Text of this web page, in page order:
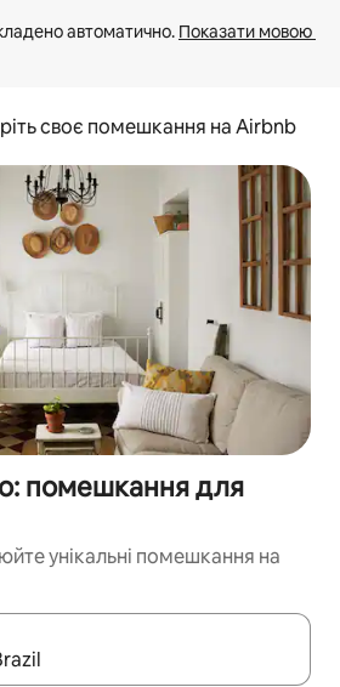
автоматично. Показати мовою
своє помешкання на Airbnb
помешкання для
унікальні помешкання на
пошуку, використовуйте для